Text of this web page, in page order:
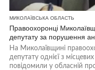
МИКОЛАЇВСЬКА ОБЛАСТЬ
Правоохоронці
депутату за порушення
На Миколаївщині
депутату однієї з
повідомили у обласній